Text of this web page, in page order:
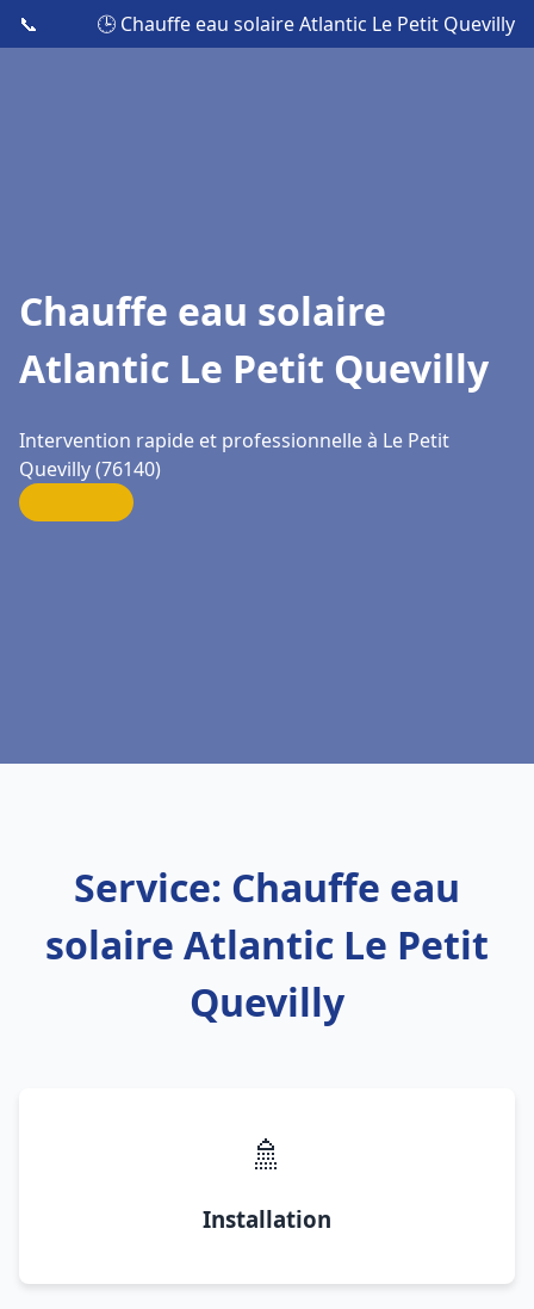
📞 🕒 Chauffe eau solaire Atlantic Le Petit Quevilly
Chauffe eau solaire
Atlantic Le Petit Quevilly
Intervention rapide et professionnelle à Le Petit
Quevilly (76140)
Service: Chauffe eau
solaire Atlantic Le Petit
Quevilly
🚿
Installation